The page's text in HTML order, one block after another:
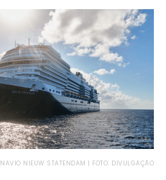
NAVIO NIEUW STATENDAM | FOTO: DIVULGAÇÃO